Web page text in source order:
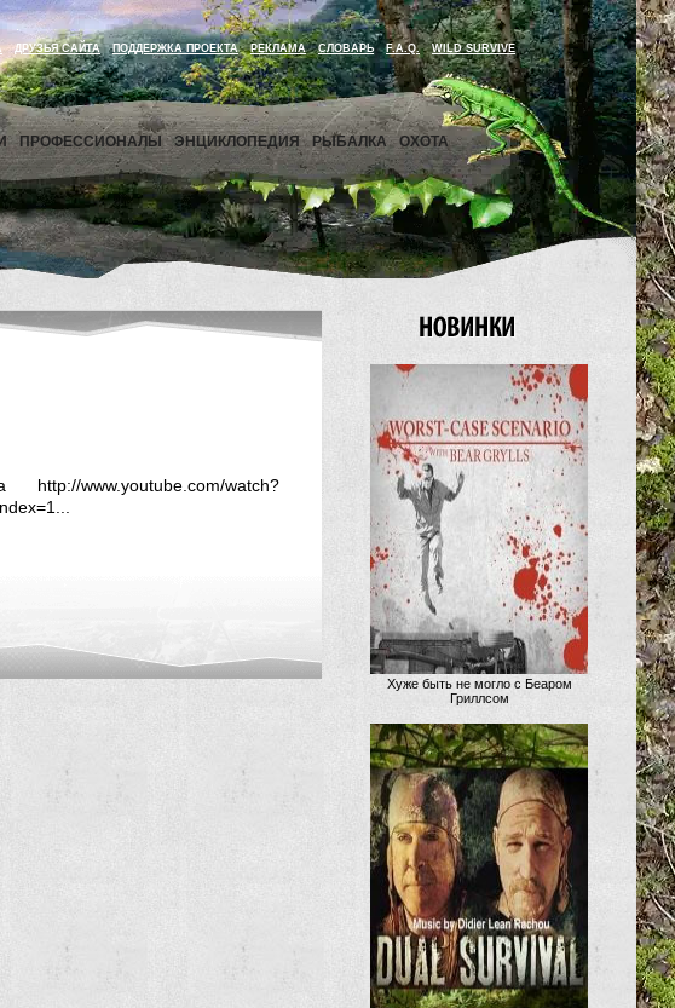
ДРУЗЬЯ САЙТА ПОДДЕРЖКА ПРОЕКТА РЕКЛАМА СЛОВАРЬ F.A.Q. WILD SURVIVE
ПРОФЕССИОНАЛЫ ЭНЦИКЛОПЕДИЯ РЫБАЛКА ОХОТА
www.youtube.com/watch?
Хуже быть не могло с Беаром
Гриллсом